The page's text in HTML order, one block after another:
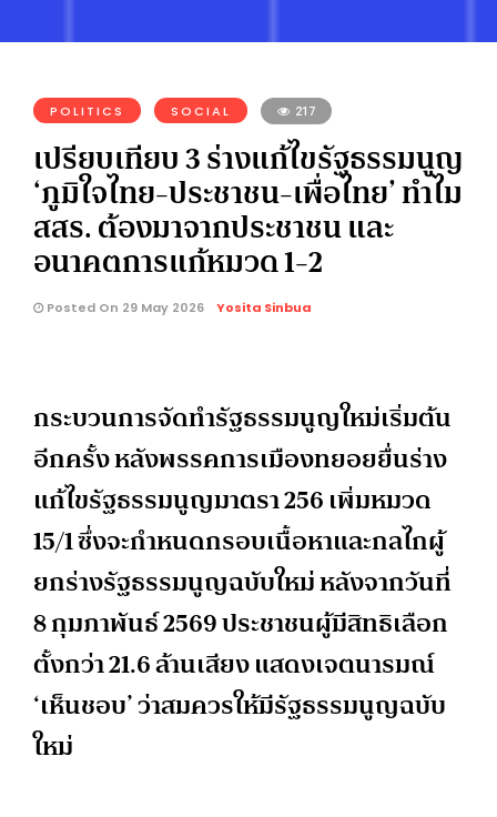
POLITICS SOCIAL 217
เปรียบเทียบ 3 ร่างแก้ไขรัฐธรรมนูญ
‘ภูมิใจไทย-ประชาชน-เพื่อไทย’ ทำไม
สสร. ต้องมาจากประชาชน และ
อนาคตการแก้หมวด 1-2
Posted On 29 May 2026 Yosita Sinbua
กระบวนการจัดทำรัฐธรรมนูญใหม่เริ่มต้น
อีกครั้ง หลังพรรคการเมืองทยอยยื่นร่าง
แก้ไขรัฐธรรมนูญมาตรา 256 เพิ่มหมวด
15/1 ซึ่งจะกำหนดกรอบเนื้อหาและกลไกผู้
ยกร่างรัฐธรรมนูญฉบับใหม่ หลังจากวันที่
8 กุมภาพันธ์ 2569 ประชาชนผู้มีสิทธิเลือก
ตั้งกว่า 21.6 ล้านเสียง แสดงเจตนารมณ์
‘เห็นชอบ’ ว่าสมควรให้มีรัฐธรรมนูญฉบับ
ใหม่